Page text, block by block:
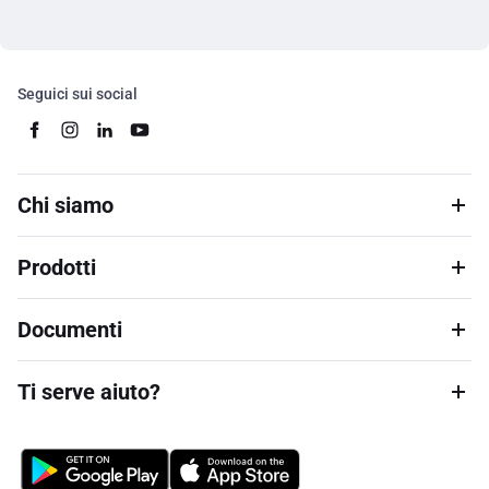
Seguici sui social
Chi siamo
Prodotti
Documenti
Ti serve aiuto?